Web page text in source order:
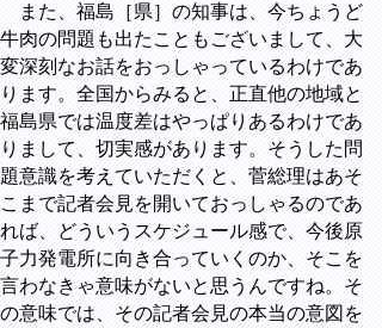
また、福島［県］の知事は、今ちょうど
牛肉の問題も出たこともございまして、大
変深刻なお話をおっしゃっているわけであ
ります。全国からみると、正直他の地域と
福島県では温度差はやっぱりあるわけであ
りまして、切実感があります。そうした問
題意識を考えていただくと、菅総理はあそ
こまで記者会見を開いておっしゃるのであ
れば、どういうスケジュール感で、今後原
子力発電所に向き合っていくのか、そこを
言わなきゃ意味がないと思うんですね。そ
の意味では、その記者会見の本当の意図を